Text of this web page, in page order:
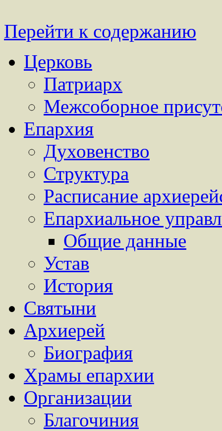
Перейти к содержанию
Церковь
Патриарх
Межсоборное
Епархия
Духовенство
Структура
Расписание
Епархиальное
Общие данные
Устав
История
Святыни
Архиерей
Биография
Храмы епархии
Организации
Благочиния